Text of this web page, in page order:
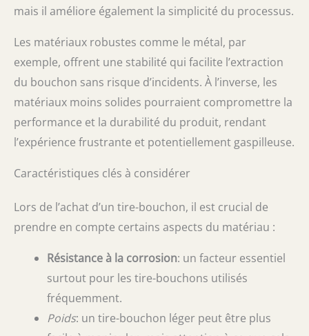
mais il améliore également la simplicité du processus.
Les matériaux robustes comme le métal, par
exemple, offrent une stabilité qui facilite l’extraction
du bouchon sans risque d’incidents. À l’inverse, les
matériaux moins solides pourraient compromettre la
performance et la durabilité du produit, rendant
l’expérience frustrante et potentiellement gaspilleuse.
Caractéristiques clés à considérer
Lors de l’achat d’un tire-bouchon, il est crucial de
prendre en compte certains aspects du matériau :
Résistance à la corrosion: un facteur essentiel
surtout pour les tire-bouchons utilisés
fréquemment.
Poids: un tire-bouchon léger peut être plus